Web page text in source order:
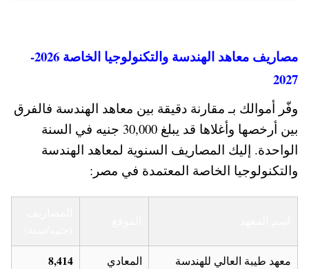
مصاريف معاهد الهندسة والتكنولوجيا الخاصة 2026-
2027
وفّر أموالك بـ مقارنة دقيقة بين معاهد الهندسة فالفرق
بين أرخصها وأغلاها قد يبلغ 30,000 جنيه في السنة
الواحدة. إليك المصاريف السنوية لمعاهد الهندسة
والتكنولوجيا الخاصة المعتمدة في مصر:
معهد طيبة العالي للهندسة المعادي 8,414